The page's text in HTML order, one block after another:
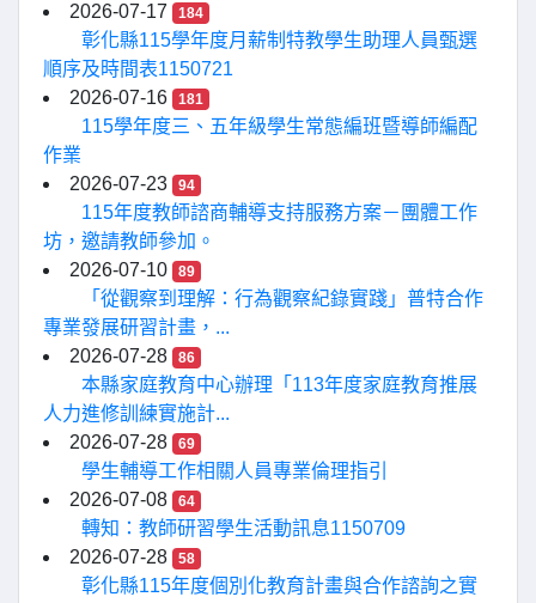
2026-07-17
184
彰化縣115學年度月薪制特教學生助理人員甄選
順序及時間表1150721
2026-07-16
181
115學年度三、五年級學生常態編班暨導師編配
作業
2026-07-23
94
115年度教師諮商輔導支持服務方案－團體工作
坊，邀請教師參加。
2026-07-10
89
「從觀察到理解：行為觀察紀錄實踐」普特合作
專業發展研習計畫，...
2026-07-28
86
本縣家庭教育中心辦理「113年度家庭教育推展
人力進修訓練實施計...
2026-07-28
69
學生輔導工作相關人員專業倫理指引
2026-07-08
64
轉知：教師研習學生活動訊息1150709
2026-07-28
58
彰化縣115年度個別化教育計畫與合作諮詢之實